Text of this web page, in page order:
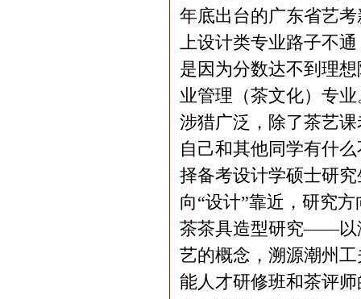
年底出台的广东省艺
上设计类专业路子不
是因为分数达不到理
业管理（茶文化）专
涉猎广泛，除了茶艺
自己和其他同学有什
择备考设计学硕士研
向“设计”靠近，研究
茶茶具造型研究——以
艺的概念，溯源潮州
能人才研修班和茶评